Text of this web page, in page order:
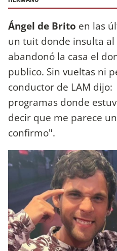
Ángel de Brito en las
un tuit donde insulta
abandonó la casa el
publico. Sin vueltas ni
conductor de LAM
programas donde
decir que me parece
confirmo".